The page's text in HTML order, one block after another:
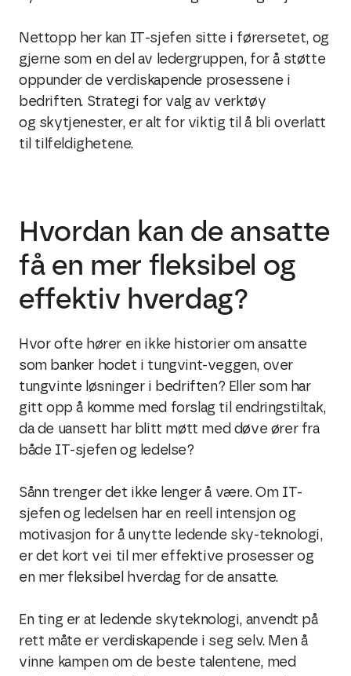
Nettopp her kan IT-sjefen sitte i førersetet, og
gjerne som en del av ledergruppen, for å støtte
oppunder de verdiskapende prosessene i
bedriften. Strategi for valg av verktøy
og skytjenester, er alt for viktig til å bli overlatt
til tilfeldighetene.
Hvordan kan de ansatte
få en mer fleksibel og
effektiv hverdag?
Hvor ofte hører en ikke historier om ansatte
som banker hodet i tungvint-veggen, over
tungvinte løsninger i bedriften? Eller som har
gitt opp å komme med forslag til endringstiltak,
da de uansett har blitt møtt med døve ører fra
både IT-sjefen og ledelse?
Sånn trenger det ikke lenger å være. Om IT-
sjefen og ledelsen har en reell intensjon og
motivasjon for å unytte ledende sky-teknologi,
er det kort vei til mer effektive prosesser og
en mer fleksibel hverdag for de ansatte.
En ting er at ledende skyteknologi, anvendt på
rett måte er verdiskapende i seg selv. Men å
vinne kampen om de beste talentene, med